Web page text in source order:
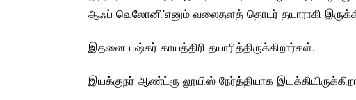
ஆஃப் வெலோனி’எனும் வலைதளத் தொடர் தயாராகி
இதனை புஷ்கர் காயத்திரி தயாரித்திருக்கிறார்கள்.
இயக்குநர் ஆண்ட்ரூ லூயிஸ் நேர்த்தியாக